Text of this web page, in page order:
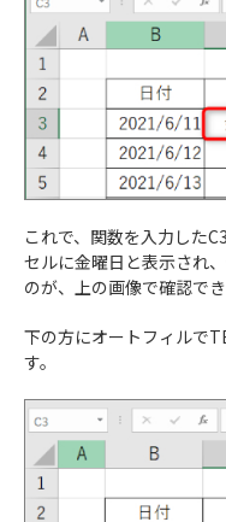
これで、関数を入力した
セルに金曜日と表示され
のが、上の画像で確認でき
下の方にオートフィルで
す。